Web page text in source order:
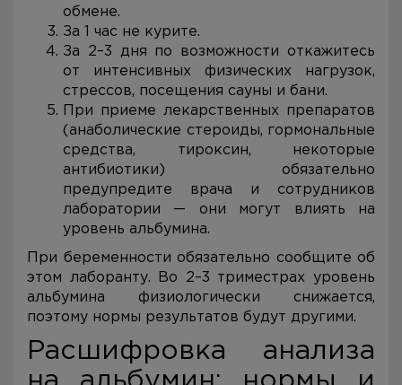
обмене.
За 1 час не курите.
За 2–3 дня по возможности откажитесь
от интенсивных физических нагрузок,
стрессов, посещения сауны и бани.
При приеме лекарственных препаратов
(анаболические стероиды, гормональные
средства, тироксин, некоторые
антибиотики) обязательно
предупредите врача и сотрудников
лаборатории — они могут влиять на
уровень альбумина.
При беременности обязательно сообщите об
этом лаборанту. Во 2–3 триместрах уровень
альбумина физиологически снижается,
поэтому нормы результатов будут другими.
Расшифровка анализа